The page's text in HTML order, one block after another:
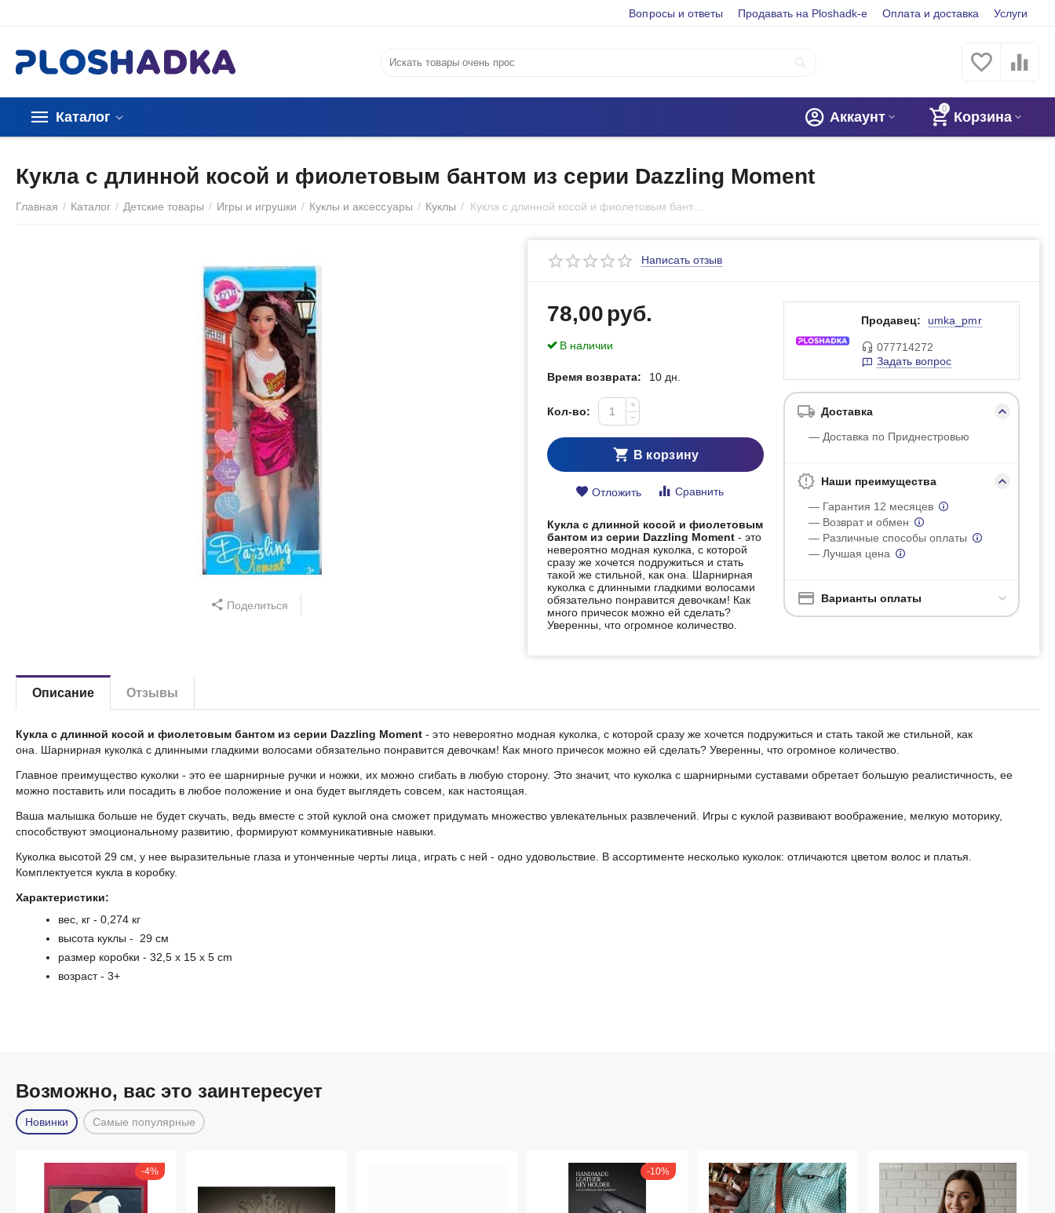
Вопросы и ответы Продавать на Ploshadk-e Оплата и доставка Услуги
Каталог
0
Корзина
Аккаунт
Кукла с длинной косой и фиолетовым бантом из серии Dazzling Moment
Главная / Каталог / Детские товары / Игры и игрушки / Куклы и аксессуары / Куклы / Кукла с длинной косой и фиолетовым бантом из серии Dazzling Moment
Поделиться
Написать отзыв
78,00руб.
В наличии
Время возврата: 10 дн.
Кол-во:
+
−
В корзину
Отложить Сравнить
Кукла с длинной косой и фиолетовым
бантом из серии Dazzling Moment- это
невероятно модная куколка, с которой
сразу же хочется подружиться и стать
такой же стильной, как она. Шарнирная
куколка с длинными гладкими волосами
обязательно понравится девочкам! Как
много причесок можно ей сделать?
Уверенны, что огромное количество.
Продавец: umka_pmr
077714272
Задать вопрос
Доставка
— Доставка по Приднестровью
Наши преимущества
— Гарантия 12 месяцев
— Возврат и обмен
— Различные способы оплаты
— Лучшая цена
Варианты оплаты
Описание Отзывы
Кукла с длинной косой и фиолетовым бантом из серии Dazzling Moment- это невероятно модная куколка, с которой сразу же хочется подружиться и стать такой же стильной, как
она. Шарнирная куколка с длинными гладкими волосами обязательно понравится девочкам! Как много причесок можно ей сделать? Уверенны, что огромное количество.
Главное преимущество куколки - это ее шарнирные ручки и ножки, их можно сгибать в любую сторону. Это значит, что куколка с шарнирными суставами обретает большую реалистичность, ее
можно поставить или посадить в любое положение и она будет выглядеть совсем, как настоящая.
Ваша малышка больше не будет скучать, ведь вместе с этой куклой она сможет придумать множество увлекательных развлечений. Игры с куклой развивают воображение, мелкую моторику,
способствуют эмоциональному развитию, формируют коммуникативные навыки.
Куколка высотой 29 см, у нее выразительные глаза и утонченные черты лица, играть с ней - одно удовольствие. В ассортименте несколько куколок: отличаются цветом волос и платья.
Комплектуется кукла в коробку.
Характеристики:
вес, кг - 0,274 кг
высота куклы - 29 см
размер коробки - 32,5 x 15 x 5 cm
возраст - 3+
Возможно, вас это заинтересует
Новинки Самые популярные
10%